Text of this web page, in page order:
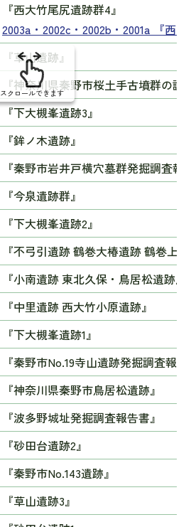
『西大竹尾尻遺跡群4』
2003a・2002c・2002b・2001a 『西
『草山遺跡』
『神奈川県秦野市桜土手古墳群の調
『下大槻峯遺跡3』
『鉾ノ木遺跡』
『秦野市岩井戸横穴墓群発掘調査報
『今泉遺跡群』
『下大槻峯遺跡2』
『不弓引遺跡 鶴巻大椿遺跡 鶴巻上
『小南遺跡 東北久保・鳥居松遺跡』
『中里遺跡 西大竹小原遺跡』
『下大槻峯遺跡1』
『秦野市No.19寺山遺跡発掘調査報
『神奈川県秦野市鳥居松遺跡』
『波多野城址発掘調査報告書』
『砂田台遺跡2』
『秦野市No.143遺跡』
『草山遺跡3』
スクロールできます